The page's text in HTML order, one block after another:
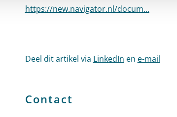
https://new.navigator.nl/docum...
Deel dit artikel via LinkedIn en e-mail
Contact